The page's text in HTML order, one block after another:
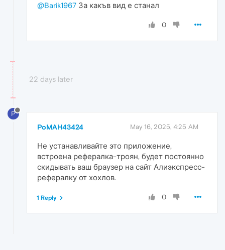
@Barik1967 За какъв вид е станал
0
22 days later
P
PoMAH43424 May 16, 2025, 4:25 AM
Не устанавливайте это приложение,
встроена рефералка-троян, будет постоянно
скидывать ваш браузер на сайт Алиэкспресс-
рефералку от хохлов.
0
1 Reply